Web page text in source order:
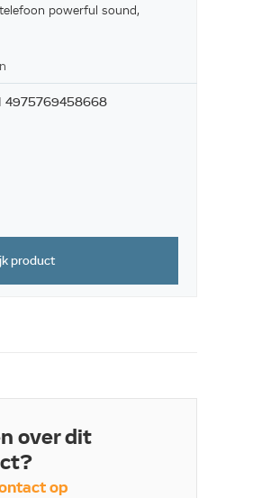
powerful sound,
4975769458668
product
over dit
op